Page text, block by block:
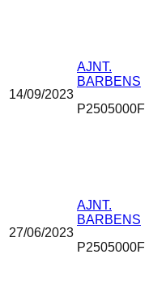
14/09/2023
AJNT.
BARBENS
P2505000F
27/06/2023
AJNT.
BARBENS
P2505000F